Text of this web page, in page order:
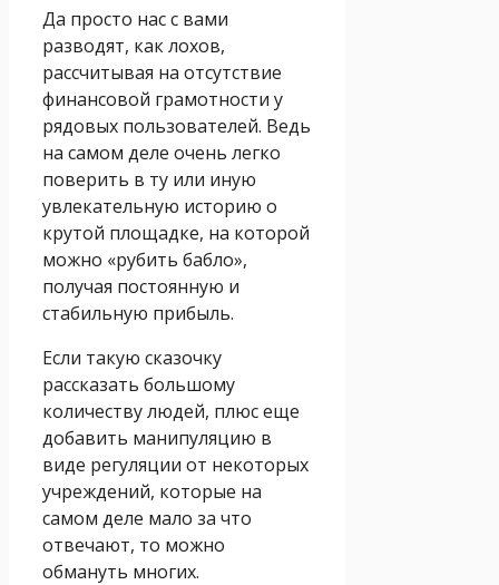
Да просто нас с вами
разводят, как лохов,
рассчитывая на отсутствие
финансовой грамотности у
рядовых пользователей. Ведь
на самом деле очень легко
поверить в ту или иную
увлекательную историю о
крутой площадке, на которой
можно «рубить бабло»,
получая постоянную и
стабильную прибыль.
Если такую сказочку
рассказать большому
количеству людей, плюс еще
добавить манипуляцию в
виде регуляции от некоторых
учреждений, которые на
самом деле мало за что
отвечают, то можно
обмануть многих.